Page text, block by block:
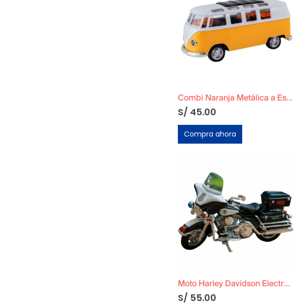
Combi Naranja Metálica a Escala
S/ 45.00
Compra ahora
Moto Harley Davidson Electra Glide Police 2004 FHLTPI DIECAST MOTO
S/ 55.00